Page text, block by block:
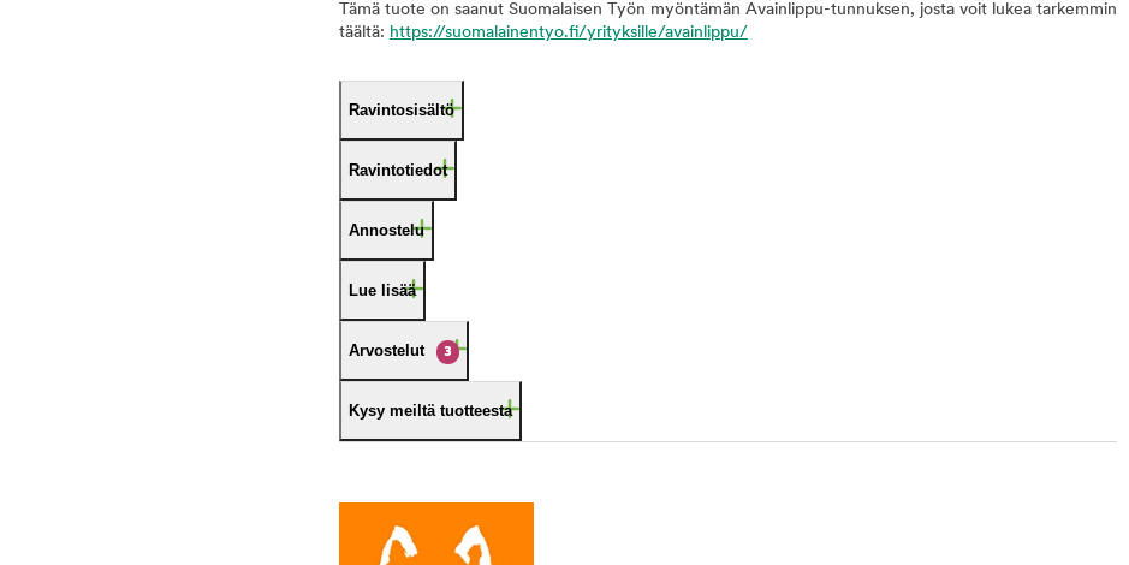
Tämä tuote on saanut Suomalaisen Työn myöntämän Avainlippu-tunnuksen, josta voit lukea tarkemmin
täältä: https://suomalainentyo.fi/yrityksille/avainlippu/
Ravintosisältö
Ravintotiedot
Annostelu
Lue lisää
Arvostelut 3
Kysy meiltä tuotteesta